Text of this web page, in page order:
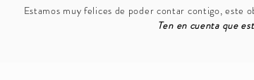
Estamos muy felices de poder contar contigo, este
Ten en cuenta que